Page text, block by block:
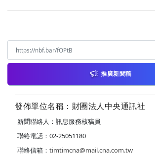
推廣新聞稿
發佈單位名稱：財團法人中央通訊社
新聞聯絡人：訊息服務核稿員
聯絡電話：02-25051180
聯絡信箱： timtimcna@mail.cna.com.tw